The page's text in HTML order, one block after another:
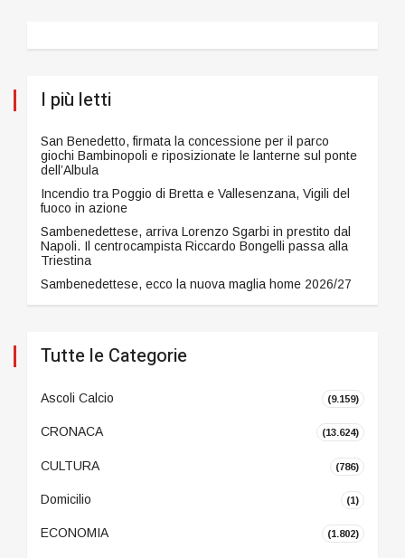
I più letti
San Benedetto, firmata la concessione per il parco
giochi Bambinopoli e riposizionate le lanterne sul ponte
dell’Albula
Incendio tra Poggio di Bretta e Vallesenzana, Vigili del
fuoco in azione
Sambenedettese, arriva Lorenzo Sgarbi in prestito dal
Napoli. Il centrocampista Riccardo Bongelli passa alla
Triestina
Sambenedettese, ecco la nuova maglia home 2026/27
Tutte le Categorie
Ascoli Calcio (9.159)
CRONACA (13.624)
CULTURA (786)
Domicilio (1)
ECONOMIA (1.802)